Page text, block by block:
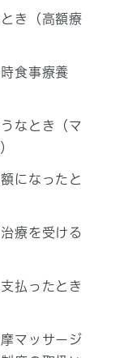
き（高額療
食事療養
なとき（マ
になったと
療を受ける
払ったとき
マッサージ